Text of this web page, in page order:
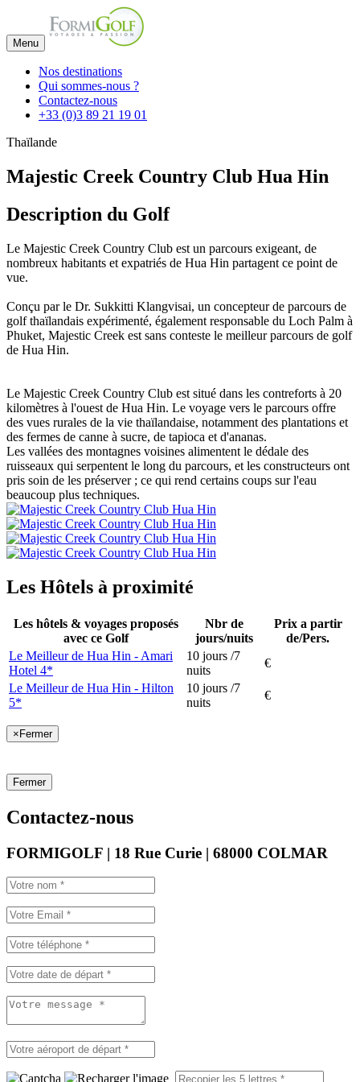
Menu
Nos destinations
Qui sommes-nous ?
Contactez-nous
+33 (0)3 89 21 19 01
Thaïlande
Majestic Creek Country Club Hua Hin
Description du Golf
Le Majestic Creek Country Club est un parcours exigeant, de
nombreux habitants et expatriés de Hua Hin partagent ce point de
vue.
Conçu par le Dr. Sukkitti Klangvisai, un concepteur de parcours de
golf thaïlandais expérimenté, également responsable du Loch Palm à
Phuket, Majestic Creek est sans conteste le meilleur parcours de golf
de Hua Hin.
Le Majestic Creek Country Club est situé dans les contreforts à 20
kilomètres à l'ouest de Hua Hin. Le voyage vers le parcours offre
des vues rurales de la vie thaïlandaise, notamment des plantations et
des fermes de canne à sucre, de tapioca et d'ananas.
Les vallées des montagnes voisines alimentent le dédale des
ruisseaux qui serpentent le long du parcours, et les constructeurs ont
pris soin de les préserver ; ce qui rend certains coups sur l'eau
beaucoup plus techniques.
Les Hôtels à proximité
Les hôtels & voyages proposés
avec ce Golf
Nbr de
jours/nuits
Prix a partir
de/Pers.
Le Meilleur de Hua Hin - Amari
Hotel 4*
10 jours /7
nuits
€
Le Meilleur de Hua Hin - Hilton
5*
10 jours /7
nuits
€
×Fermer
Fermer
Contactez-nous
FORMIGOLF | 18 Rue Curie | 68000 COLMAR